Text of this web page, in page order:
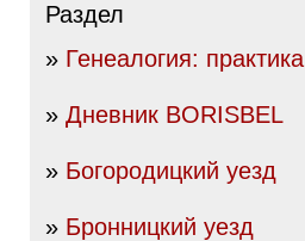
Раздел
» Генеалогия: практика
» Дневник BORISBEL
» Богородицкий уезд
» Бронницкий уезд